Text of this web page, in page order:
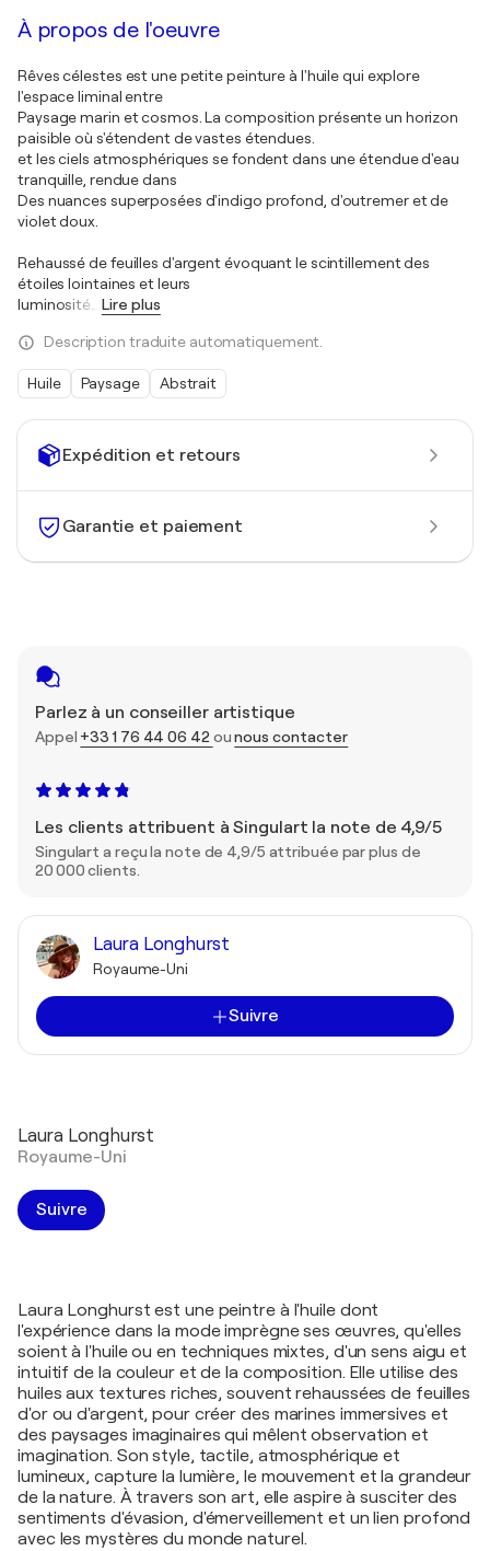
Expédition et retours
Garantie et paiement
Parlez à un conseiller artistique
Appel +33 1 76 44 06 42ounous contacter
Les clients attribuent à Singulart la note de 4,9/5
Singulart a reçu la note de 4,9/5 attribuée par plus de
20 000 clients.
Laura Longhurst
Royaume-Uni
Suivre
À propos de l'oeuvre
Rêves célestes est une petite peinture à l'huile qui explore
l'espace liminal entre
Paysage marin et cosmos. La composition présente un horizon
paisible où s'étendent de vastes étendues.
et les ciels atmosphériques se fondent dans une étendue d'eau
tranquille, rendue dans
Des nuances superposées d'indigo profond, d'outremer et de
violet doux.
Rehaussé de feuilles d'argent évoquant le scintillement des
étoiles lointaines et leurs
luminosité… Lire plus
Description traduite automatiquement.
Huile Paysage Abstrait
Laura Longhurst
Royaume-Uni
Suivre
Laura Longhurst est une peintre à l'huile dont
l'expérience dans la mode imprègne ses œuvres, qu'elles
soient à l'huile ou en techniques mixtes, d'un sens aigu et
intuitif de la couleur et de la composition. Elle utilise des
huiles aux textures riches, souvent rehaussées de feuilles
d'or ou d'argent, pour créer des marines immersives et
des paysages imaginaires qui mêlent observation et
imagination. Son style, tactile, atmosphérique et
lumineux, capture la lumière, le mouvement et la grandeur
de la nature. À travers son art, elle aspire à susciter des
sentiments d'évasion, d'émerveillement et un lien profond
avec les mystères du monde naturel.